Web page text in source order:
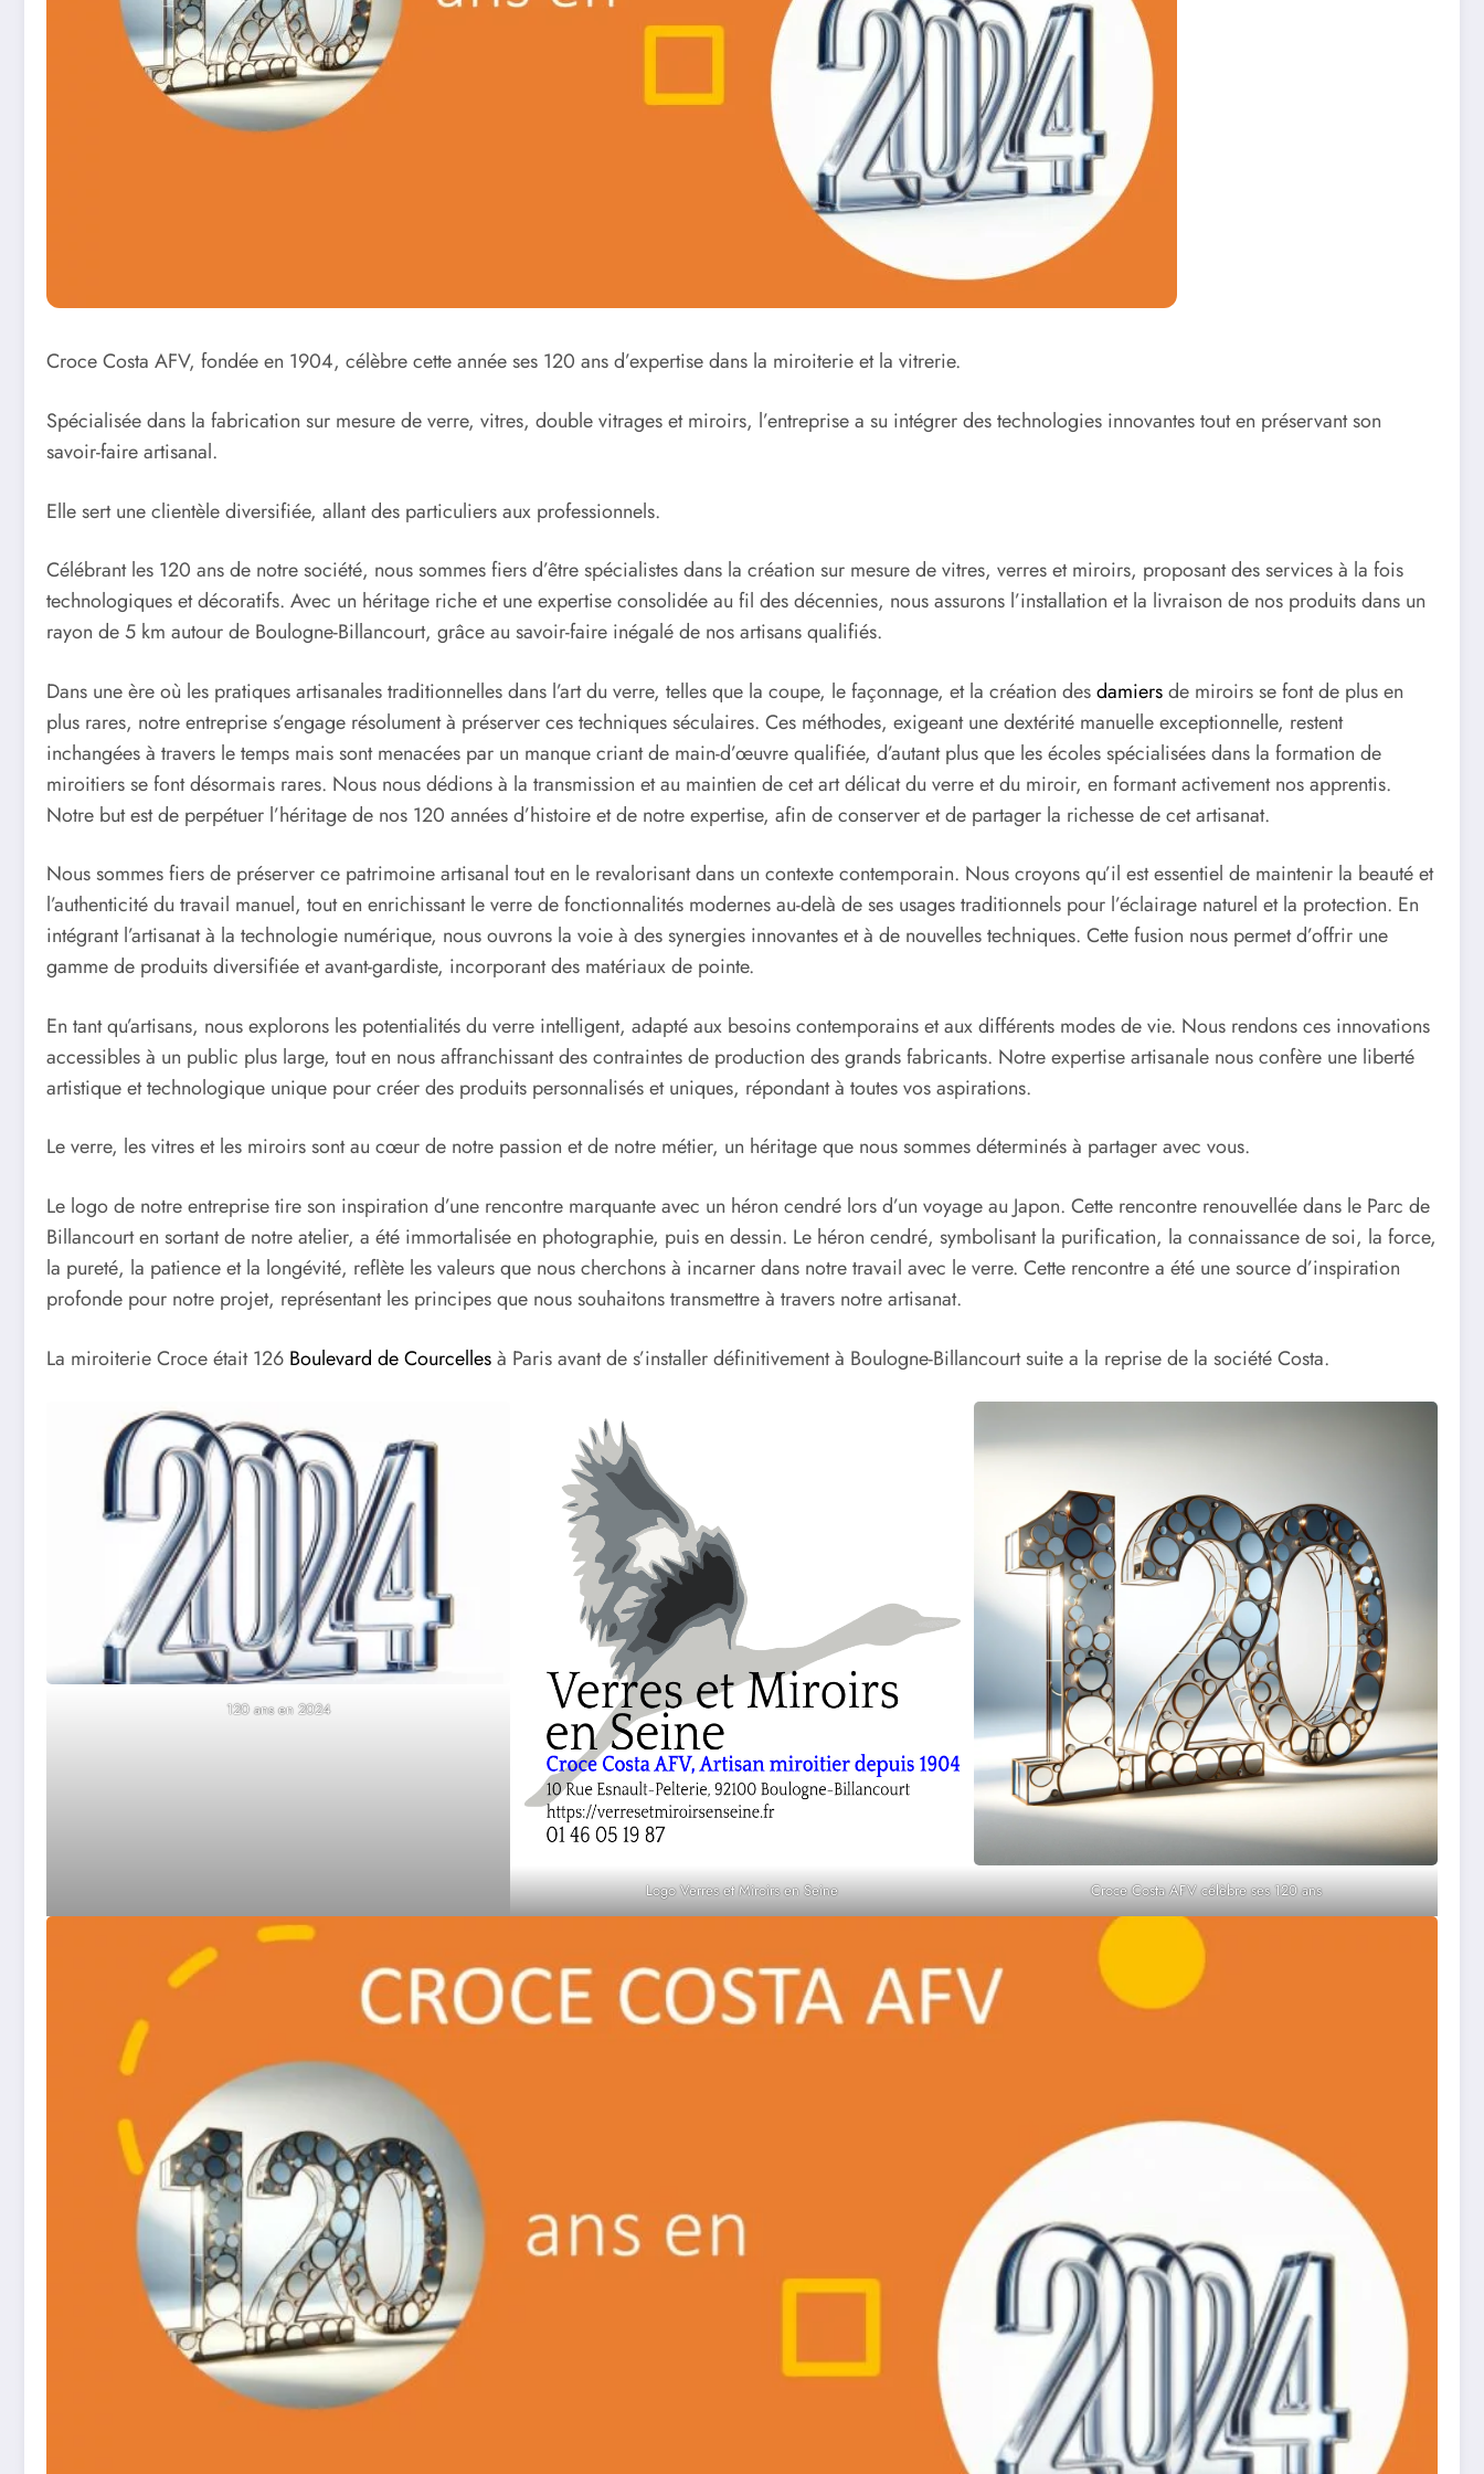
Croce Costa AFV, fondée en 1904, célèbre cette année ses 120 ans d’expertise dans la miroiterie et la vitrerie.
Spécialisée dans la fabrication sur mesure de verre, vitres, double vitrages et miroirs, l’entreprise a su intégrer des technologies innovantes tout en préservant son
savoir-faire artisanal.
Elle sert une clientèle diversifiée, allant des particuliers aux professionnels.
Célébrant les 120 ans de notre société, nous sommes fiers d’être spécialistes dans la création sur mesure de vitres, verres et miroirs, proposant des services à la fois
technologiques et décoratifs. Avec un héritage riche et une expertise consolidée au fil des décennies, nous assurons l’installation et la livraison de nos produits dans un
rayon de 5 km autour de Boulogne-Billancourt, grâce au savoir-faire inégalé de nos artisans qualifiés.
Dans une ère où les pratiques artisanales traditionnelles dans l’art du verre, telles que la coupe, le façonnage, et la création desdamiersde miroirs se font de plus en
plus rares, notre entreprise s’engage résolument à préserver ces techniques séculaires. Ces méthodes, exigeant une dextérité manuelle exceptionnelle, restent
inchangées à travers le temps mais sont menacées par un manque criant de main-d’œuvre qualifiée, d’autant plus que les écoles spécialisées dans la formation de
miroitiers se font désormais rares. Nous nous dédions à la transmission et au maintien de cet art délicat du verre et du miroir, en formant activement nos apprentis.
Notre but est de perpétuer l’héritage de nos 120 années d’histoire et de notre expertise, afin de conserver et de partager la richesse de cet artisanat.
Nous sommes fiers de préserver ce patrimoine artisanal tout en le revalorisant dans un contexte contemporain. Nous croyons qu’il est essentiel de maintenir la beauté et
l’authenticité du travail manuel, tout en enrichissant le verre de fonctionnalités modernes au-delà de ses usages traditionnels pour l’éclairage naturel et la protection. En
intégrant l’artisanat à la technologie numérique, nous ouvrons la voie à des synergies innovantes et à de nouvelles techniques. Cette fusion nous permet d’offrir une
gamme de produits diversifiée et avant-gardiste, incorporant des matériaux de pointe.
En tant qu’artisans, nous explorons les potentialités du verre intelligent, adapté aux besoins contemporains et aux différents modes de vie. Nous rendons ces innovations
accessibles à un public plus large, tout en nous affranchissant des contraintes de production des grands fabricants. Notre expertise artisanale nous confère une liberté
artistique et technologique unique pour créer des produits personnalisés et uniques, répondant à toutes vos aspirations.
Le verre, les vitres et les miroirs sont au cœur de notre passion et de notre métier, un héritage que nous sommes déterminés à partager avec vous.
Le logo de notre entreprise tire son inspiration d’une rencontre marquante avec un héron cendré lors d’un voyage au Japon. Cette rencontre renouvellée dans le Parc de
Billancourt en sortant de notre atelier, a été immortalisée en photographie, puis en dessin. Le héron cendré, symbolisant la purification, la connaissance de soi, la force,
la pureté, la patience et la longévité, reflète les valeurs que nous cherchons à incarner dans notre travail avec le verre. Cette rencontre a été une source d’inspiration
profonde pour notre projet, représentant les principes que nous souhaitons transmettre à travers notre artisanat.
La miroiterie Croce était 126 Boulevard de Courcellesà Paris avant de s’installer définitivement à Boulogne-Billancourt suite a la reprise de la société Costa.
120 ans en 2024
Logo Verres et Miroirs en Seine Croce Costa AFV célèbre ses 120 ans